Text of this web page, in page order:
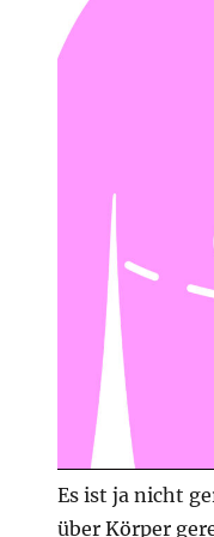
Es ist ja nicht
über Körper